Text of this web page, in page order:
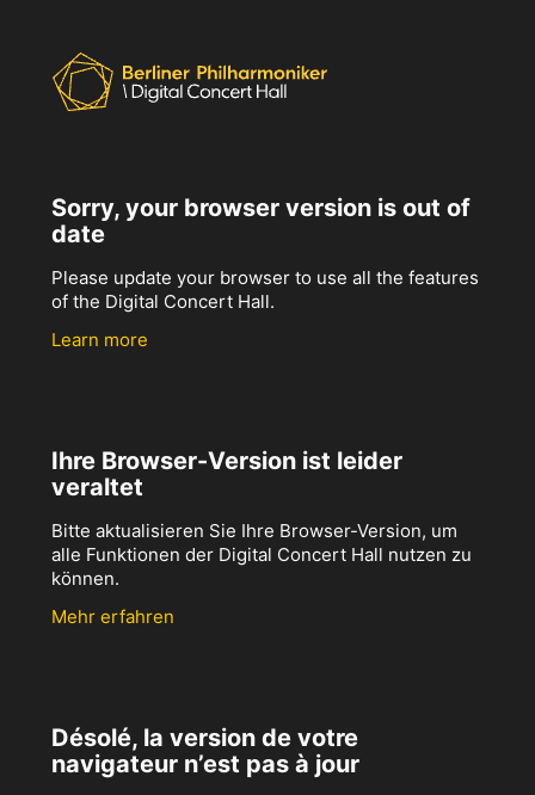
Sorry, your browser version is out of
date
Please update your browser to use all the features
of the Digital Concert Hall.
Learn more
Ihre Browser-Version ist leider
veraltet
Bitte aktualisieren Sie Ihre Browser-Version, um
alle Funktionen der Digital Concert Hall nutzen zu
können.
Mehr erfahren
Désolé, la version de votre
navigateur n’est pas à jour